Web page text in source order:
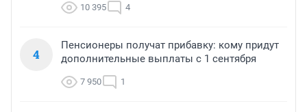
10 395 4
4
Пенсионеры получат прибавку: кому придут
дополнительные выплаты с 1 сентября
7 950 1